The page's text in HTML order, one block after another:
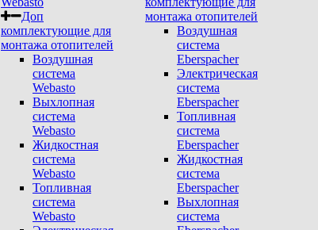
Доп
комплектующие для
монтажа отопителей
Воздушная
система
Webasto
Выхлопная
система
Webasto
Жидкостная
система
Webasto
Топливная
система
Webasto
монтажа отопителей
Воздушная
система
Eberspacher
Электрическая
система
Eberspacher
Топливная
система
Eberspacher
Жидкостная
система
Eberspacher
Выхлопная
система